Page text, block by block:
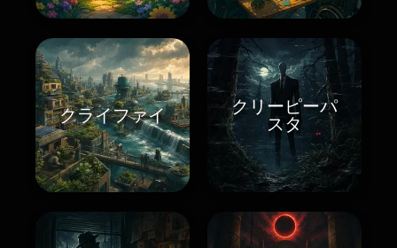
クライファイ
クリーピーパ
スタ